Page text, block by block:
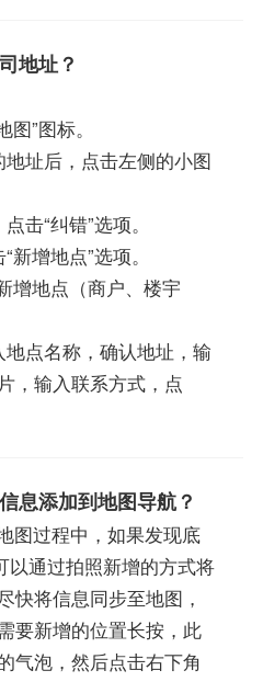
地址？
”图标。
址后，点击左侧的小图
击“纠错”选项。
增地点”选项。
增地点（商户、楼宇
点名称，确认地址，输
，输入联系方式，点
息添加到地图导航？
图过程中，如果发现底
以通过拍照新增的方式将
快将信息同步至地图，
要新增的位置长按，此
气泡，然后点击右下角